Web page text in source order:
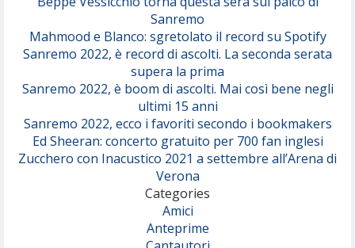
Sanremo
Mahmood e Blanco: sgretolato il record su Spotify
Sanremo 2022, è record di ascolti. La seconda serata
supera la prima
Sanremo 2022, è boom di ascolti. Mai così bene negli
ultimi 15 anni
Sanremo 2022, ecco i favoriti secondo i bookmakers
Ed Sheeran: concerto gratuito per 700 fan inglesi
Zucchero con Inacustico 2021 a settembre all’Arena di
Verona
Categories
Amici
Anteprime